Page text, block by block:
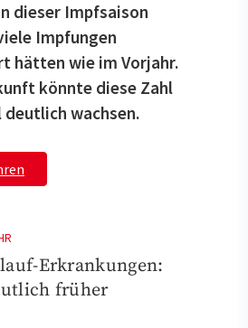
dieser Impfsaison
Impfungen
hätten wie im Vorjahr.
könnte diese Zahl
deutlich wachsen.
Erkrankungen:
früher